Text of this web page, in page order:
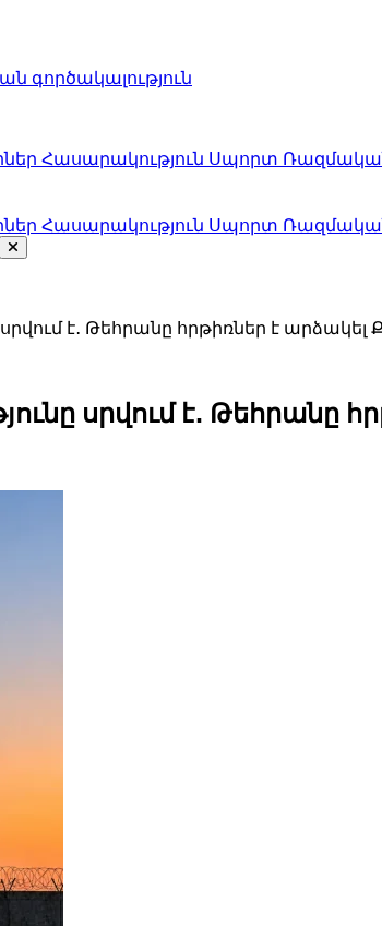
գործակալություն
Հասարակություն Սպորտ
Հասարակություն Սպորտ
է․ Թեհրանը հրթիռներ է արձակել
սրվում է․ Թեհրանը